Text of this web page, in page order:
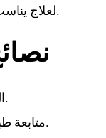
لعلاج يناسب ظروفك الصحية واحتياجاتك الخاصة.
الراحة الجسدية والنفسية مهمة جدًا.
متابعة طبية دورية للتأكد من التعافي السليم.